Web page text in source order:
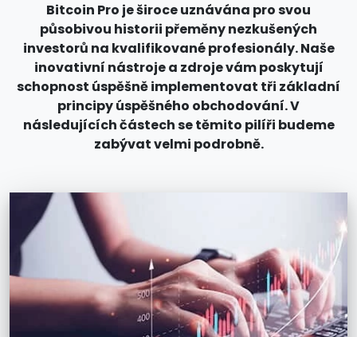
Bitcoin Pro je široce uznávána pro svou
působivou historii přeměny nezkušených
investorů na kvalifikované profesionály. Naše
inovativní nástroje a zdroje vám poskytují
schopnost úspěšně implementovat tři základní
principy úspěšného obchodování. V
následujících částech se těmito pilíři budeme
zabývat velmi podrobně.